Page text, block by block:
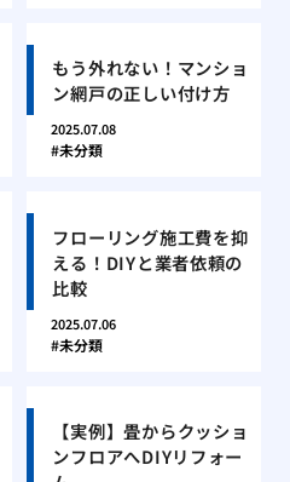
もう外れない！マンショ
ン網戸の正しい付け方
2025.07.08
未分類
フローリング施工費を抑
える！DIYと業者依頼の
比較
2025.07.06
未分類
【実例】畳からクッショ
ンフロアへDIYリフォー